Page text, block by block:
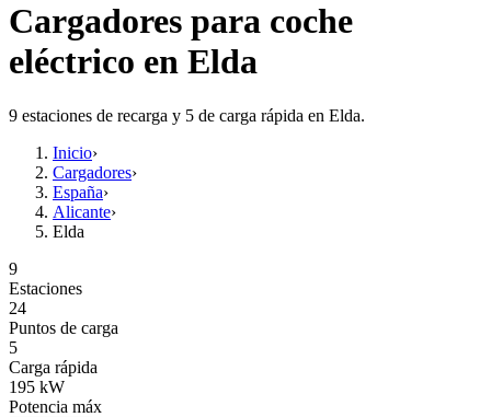
Cargadores para coche
eléctrico en Elda
9 estaciones de recarga y 5 de carga rápida en Elda.
Inicio›
Cargadores›
España›
Alicante›
Elda
9
Estaciones
24
Puntos de carga
5
Carga rápida
195 kW
Potencia máx